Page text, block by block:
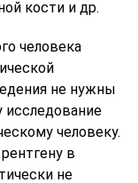
кости и др.
человека
не нужны
человеку.
в
не